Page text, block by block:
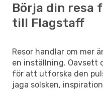
Börja din resa
till Flagstaff
Resor handlar om mer
en inställning. Oavsett
för att utforska den
jaga solsken,